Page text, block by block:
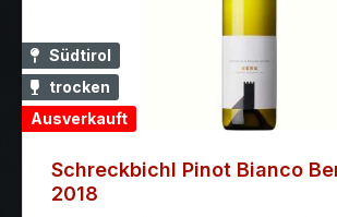
Südtirol
trocken
Ausverkauft
Schreckbichl Pinot Bianco
2018